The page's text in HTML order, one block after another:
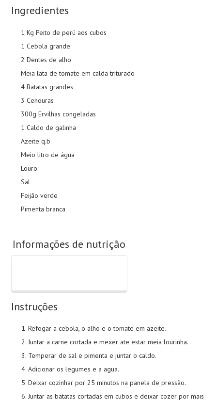
Ingredientes
1 Kg Peito de perú aos cubos
1 Cebola grande
2 Dentes de alho
Meia lata de tomate em calda triturado
4 Batatas grandes
3 Cenouras
300g Ervilhas congeladas
1 Caldo de galinha
Azeite q.b
Meio litro de água
Louro
Sal
Feijão verde
Pimenta branca
Informações de nutrição
Instruções
Refogar a cebola, o alho e o tomate em azeite.
Juntar a carne cortada e mexer ate estar meia lourinha.
Temperar de sal e pimenta e juntar o caldo.
Adicionar os legumes e a agua.
Deixar cozinhar por 25 minutos na panela de pressão.
Juntar as batatas cortadas em cubos e deixar cozer por mais